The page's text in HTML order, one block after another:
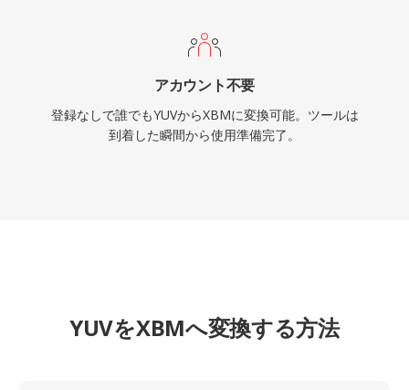
アカウント不要
登録なしで誰でもYUVからXBMに変換可能。ツールは
到着した瞬間から使用準備完了。
YUVをXBMへ変換する方法